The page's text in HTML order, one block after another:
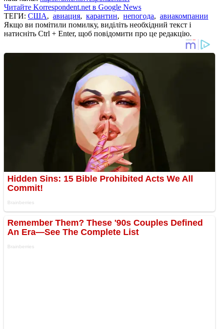
Читайте Korrespondent.net в Google News
ТЕГИ: США, авиация, карантин, непогода, авиакомпании
Якщо ви помітили помилку, виділіть необхідний текст і
натисніть Ctrl + Enter, щоб повідомити про це редакцію.